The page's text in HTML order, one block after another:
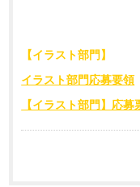
【イラスト部門】
イラスト部門応募要領
【イラスト部門】応募